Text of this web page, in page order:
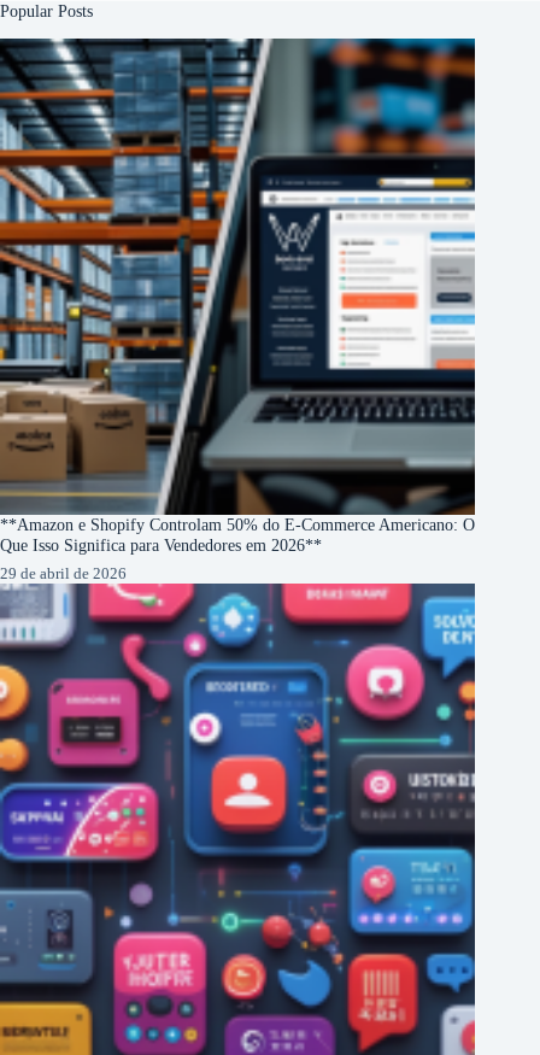
Popular Posts
**Amazon e Shopify Controlam 50% do E-Commerce Americano: O
Que Isso Significa para Vendedores em 2026**
29 de abril de 2026